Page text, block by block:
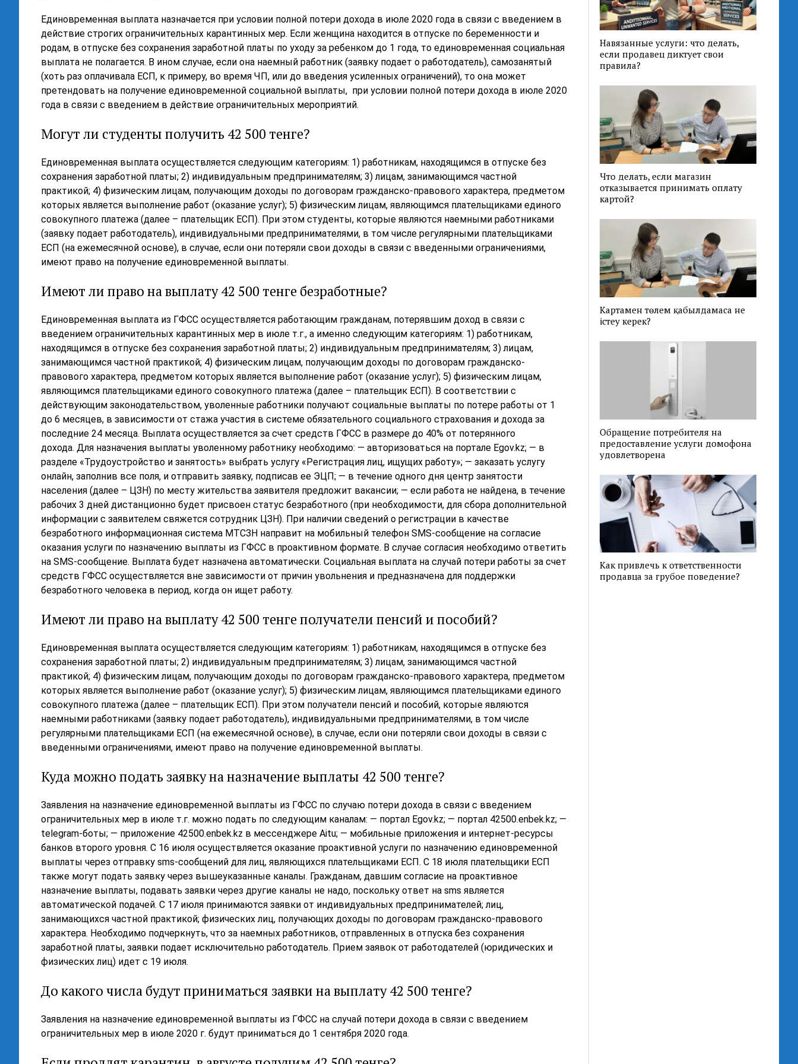
Единовременная выплата назначается при условии полной потери дохода в июле 2020 года в связи с введением в
действие строгих ограничительных карантинных мер. Если женщина находится в отпуске по беременности и
родам, в отпуске без сохранения заработной платы по уходу за ребенком до 1 года, то единовременная социальная
выплата не полагается. В ином случае, если она наемный работник (заявку подает о работодатель), самозанятый
(хоть раз оплачивала ЕСП, к примеру, во время ЧП, или до введения усиленных ограничений), то она может
претендовать на получение единовременной социальной выплаты, при условии полной потери дохода в июле 2020
года в связи с введением в действие ограничительных мероприятий.
Могут ли студенты получить 42 500 тенге?
Единовременная выплата осуществляется следующим категориям: 1) работникам, находящимся в отпуске без
сохранения заработной платы; 2) индивидуальным предпринимателям; 3) лицам, занимающимся частной
практикой; 4) физическим лицам, получающим доходы по договорам гражданско-правового характера, предметом
которых является выполнение работ (оказание услуг); 5) физическим лицам, являющимся плательщиками единого
совокупного платежа (далее – плательщик ЕСП). При этом студенты, которые являются наемными работниками
(заявку подает работодатель), индивидуальными предпринимателями, в том числе регулярными плательщиками
ЕСП (на ежемесячной основе), в случае, если они потеряли свои доходы в связи с введенными ограничениями,
имеют право на получение единовременной выплаты.
Имеют ли право на выплату 42 500 тенге безработные?
Единовременная выплата из ГФСС осуществляется работающим гражданам, потерявшим доход в связи с
введением ограничительных карантинных мер в июле т.г., а именно следующим категориям: 1) работникам,
находящимся в отпуске без сохранения заработной платы; 2) индивидуальным предпринимателям; 3) лицам,
занимающимся частной практикой; 4) физическим лицам, получающим доходы по договорам гражданско-
правового характера, предметом которых является выполнение работ (оказание услуг); 5) физическим лицам,
являющимся плательщиками единого совокупного платежа (далее – плательщик ЕСП). В соответствии с
действующим законодательством, уволенные работники получают социальные выплаты по потере работы от 1
до 6 месяцев, в зависимости от стажа участия в системе обязательного социального страхования и дохода за
последние 24 месяца. Выплата осуществляется за счет средств ГФСС в размере до 40% от потерянного
дохода. Для назначения выплаты уволенному работнику необходимо: — авторизоваться на портале Egov.kz; — в
разделе «Трудоустройство и занятость» выбрать услугу «Регистрация лиц, ищущих работу»; — заказать услугу
онлайн, заполнив все поля, и отправить заявку, подписав ее ЭЦП; — в течение одного дня центр занятости
населения (далее – ЦЗН) по месту жительства заявителя предложит вакансии; — если работа не найдена, в течение
рабочих 3 дней дистанционно будет присвоен статус безработного (при необходимости, для сбора дополнительной
информации с заявителем свяжется сотрудник ЦЗН). При наличии сведений о регистрации в качестве
безработного информационная система МТСЗН направит на мобильный телефон SMS-сообщение на согласие
оказания услуги по назначению выплаты из ГФСС в проактивном формате. В случае согласия необходимо ответить
на SMS-сообщение. Выплата будет назначена автоматически. Социальная выплата на случай потери работы за счет
средств ГФСС осуществляется вне зависимости от причин увольнения и предназначена для поддержки
безработного человека в период, когда он ищет работу.
Имеют ли право на выплату 42 500 тенге получатели пенсий и пособий?
Единовременная выплата осуществляется следующим категориям: 1) работникам, находящимся в отпуске без
сохранения заработной платы; 2) индивидуальным предпринимателям; 3) лицам, занимающимся частной
практикой; 4) физическим лицам, получающим доходы по договорам гражданско-правового характера, предметом
которых является выполнение работ (оказание услуг); 5) физическим лицам, являющимся плательщиками единого
совокупного платежа (далее – плательщик ЕСП). При этом получатели пенсий и пособий, которые являются
наемными работниками (заявку подает работодатель), индивидуальными предпринимателями, в том числе
регулярными плательщиками ЕСП (на ежемесячной основе), в случае, если они потеряли свои доходы в связи с
введенными ограничениями, имеют право на получение единовременной выплаты.
Куда можно подать заявку на назначение выплаты 42 500 тенге?
Заявления на назначение единовременной выплаты из ГФСС по случаю потери дохода в связи с введением
ограничительных мер в июле т.г. можно подать по следующим каналам: — портал Egov.kz; — портал 42500.enbek.kz; —
telegram-боты; — приложение 42500.enbek.kz в мессенджере Aitu; — мобильные приложения и интернет-ресурсы
банков второго уровня. С 16 июля осуществляется оказание проактивной услуги по назначению единовременной
выплаты через отправку sms-сообщений для лиц, являющихся плательщиками ЕСП. С 18 июля плательщики ЕСП
также могут подать заявку через вышеуказанные каналы. Гражданам, давшим согласие на проактивное
назначение выплаты, подавать заявки через другие каналы не надо, поскольку ответ на sms является
автоматической подачей. С 17 июля принимаются заявки от индивидуальных предпринимателей; лиц,
занимающихся частной практикой; физических лиц, получающих доходы по договорам гражданско-правового
характера. Необходимо подчеркнуть, что за наемных работников, отправленных в отпуска без сохранения
заработной платы, заявки подает исключительно работодатель. Прием заявок от работодателей (юридических и
физических лиц) идет с 19 июля.
До какого числа будут приниматься заявки на выплату 42 500 тенге?
Заявления на назначение единовременной выплаты из ГФСС на случай потери дохода в связи с введением
ограничительных мер в июле 2020 г. будут приниматься до 1 сентября 2020 года.
Навязанные услуги: что делать,
если продавец диктует свои
правила?
Что делать, если магазин
отказывается принимать оплату
картой?
Картамен төлем қабылдамаса не
істеу керек?
Обращение потребителя на
предоставление услуги домофона
удовлетворена
Как привлечь к ответственности
продавца за грубое поведение?